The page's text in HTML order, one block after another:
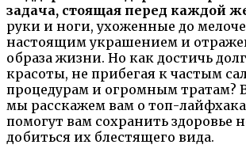
задача, стоящая перед каждой
руки и ноги, ухоженные до
настоящим украшением и
образа жизни. Но как достичь
красоты, не прибегая к частым
процедурам и огромным тратам? В
мы расскажем вам о топ-
помогут вам сохранить здоровье
добиться их блестящего вида.